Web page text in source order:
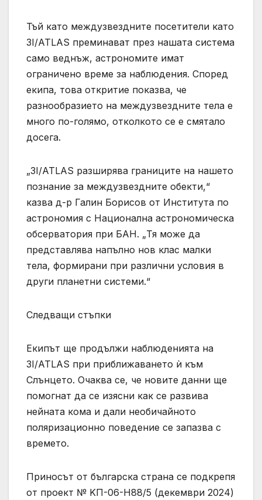
Тъй като междузвездните посетители като
3I/ATLAS преминават през нашата система
само веднъж, астрономите имат
ограничено време за наблюдения. Според
екипа, това откритие показва, че
разнообразието на междузвездните тела е
много по-голямо, отколкото се е смятало
досега.
„3I/ATLAS разширява границите на нашето
познание за междузвездните обекти,“
казва д-р Галин Борисов от Института по
астрономия с Национална астрономическа
обсерватория при БАН. „Тя може да
представлява напълно нов клас малки
тела, формирани при различни условия в
други планетни системи.“
Следващи стъпки
Екипът ще продължи наблюденията на
3I/ATLAS при приближаването ѝ към
Слънцето. Очаква се, че новите данни ще
помогнат да се изясни как се развива
нейната кома и дали необичайното
поляризационно поведение се запазва с
времето.
Приносът от българска страна се подкрепя
от проект № KΠ-06-H88/5 (декември 2024)